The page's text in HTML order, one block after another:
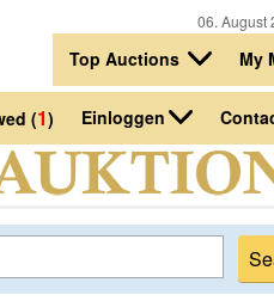
06.
Top Auctions My
(1) Einloggen